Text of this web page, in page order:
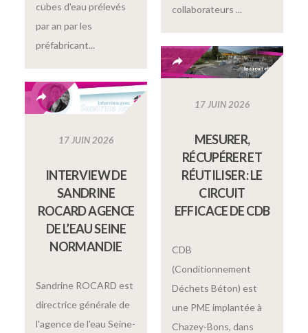
cubes d'eau prélevés
par an par les
préfabricant...
collaborateurs ...
17 JUIN 2026
MESURER,
RÉCUPÉRER ET
RÉUTILISER : LE
CIRCUIT
EFFICACE DE CDB
CDB
(Conditionnement
Déchets Béton) est
une PME implantée à
Chazey-Bons, dans
17 JUIN 2026
INTERVIEW DE
SANDRINE
ROCARD AGENCE
DE L’EAU SEINE
NORMANDIE
Sandrine ROCARD est
directrice générale de
l'agence de l'eau Seine-